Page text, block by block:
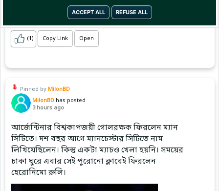
ACCEPT ALL REFUSE ALL
(1) Copy Link Open
Pinned by MilonBD
MilonBD has posted
3 hours ago
আর্জেন্টিনার বিশ্বকাপজয়ী গোলরক্ষক ফিরলেন ম্যান
সিটিতে। দশ বছর আগে ম্যানচেস্টার সিটিতে নাম
লিখিয়েছিলেন। কিন্তু একটা ম্যাচও খেলা হয়নি। সময়ের
চাকা ঘুরে এবার সেই পুরোনো ক্লাবেই ফিরলেন
হেরোনিমো রুলি।